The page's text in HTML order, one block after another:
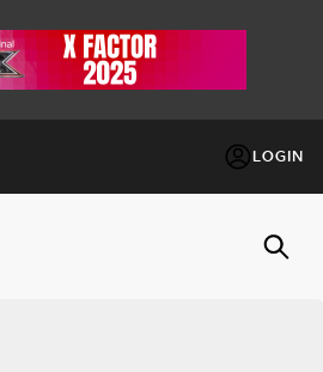
LOGIN
FACTOR